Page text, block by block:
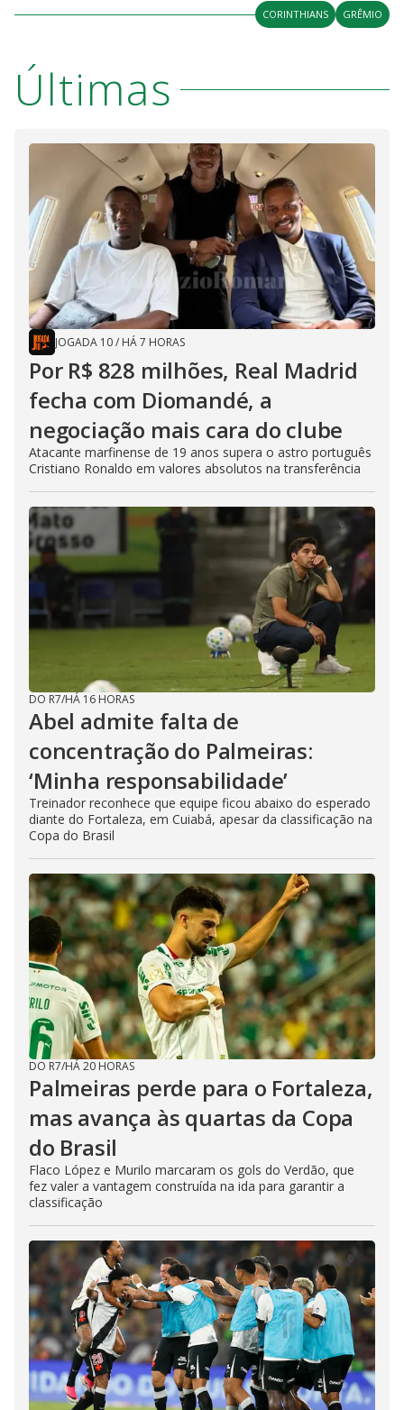
CORINTHIANS GRÊMIO
Últimas
JOGADA 10/ HÁ 7 HORAS
Por R$ 828 milhões, Real Madrid
fecha com Diomandé, a
negociação mais cara do clube
Atacante marfinense de 19 anos supera o astro português
Cristiano Ronaldo em valores absolutos na transferência
DO R7/HÁ 16 HORAS
Abel admite falta de
concentração do Palmeiras:
‘Minha responsabilidade’
Treinador reconhece que equipe ficou abaixo do esperado
diante do Fortaleza, em Cuiabá, apesar da classificação na
Copa do Brasil
DO R7/HÁ 20 HORAS
Palmeiras perde para o Fortaleza,
mas avança às quartas da Copa
do Brasil
Flaco López e Murilo marcaram os gols do Verdão, que
fez valer a vantagem construída na ida para garantir a
classificação